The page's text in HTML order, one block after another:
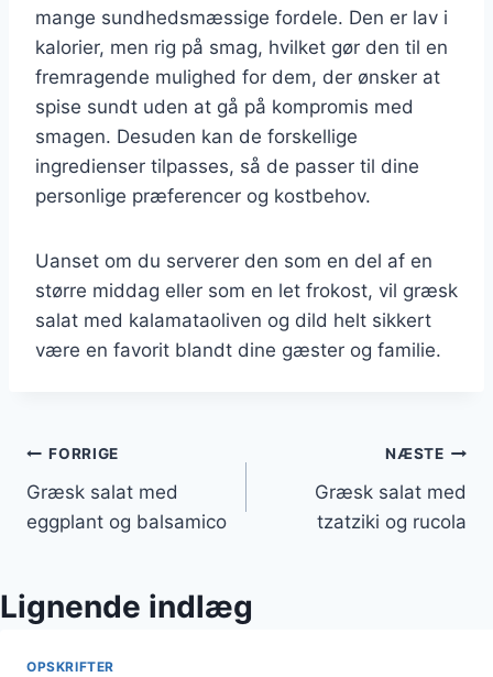
mange sundhedsmæssige fordele. Den er lav i
kalorier, men rig på smag, hvilket gør den til en
fremragende mulighed for dem, der ønsker at
spise sundt uden at gå på kompromis med
smagen. Desuden kan de forskellige
ingredienser tilpasses, så de passer til dine
personlige præferencer og kostbehov.
Uanset om du serverer den som en del af en
større middag eller som en let frokost, vil græsk
salat med kalamataoliven og dild helt sikkert
være en favorit blandt dine gæster og familie.
Indlægsnavigation
FORRIGE
Græsk salat med
eggplant og balsamico
NÆSTE
Græsk salat med
tzatziki og rucola
Lignende indlæg
OPSKRIFTER